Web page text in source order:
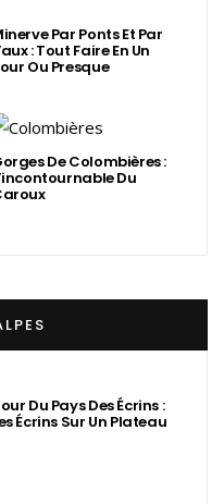
Par Ponts Et Par
: Tout Faire En Un
Ou Presque
De Colombières :
Du
Du Pays Des Écrins :
Écrins Sur Un Plateau